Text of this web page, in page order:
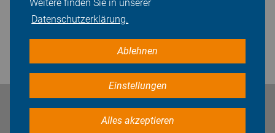
Weitere finden Sie in unserer
Datenschutzerklärung.
Ablehnen
Einstellungen
Alles akzeptieren
Bleiben Sie in Kontakt